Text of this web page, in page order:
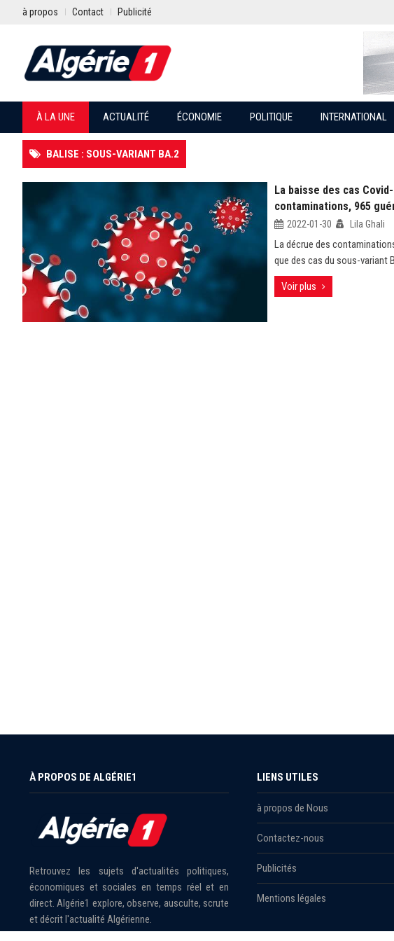
à propos Contact Publicité
À LA UNE ACTUALITÉ ÉCONOMIE POLITIQUE INTERNATIONAL
BALISE : SOUS-VARIANT BA.2
La baisse des cas
contaminations, 965
2022-01-30 Lila Ghali
La décrue des
que des cas du sous-variant
Voir plus
À PROPOS DE ALGÉRIE1
Retrouvez les sujets d'actualités politiques,
économiques et sociales en temps réel et en
direct. Algérie1 explore, observe, ausculte, scrute
et décrit l'actualité Algérienne.
LIENS UTILES
à propos de Nous
Contactez-nous
Publicités
Mentions légales